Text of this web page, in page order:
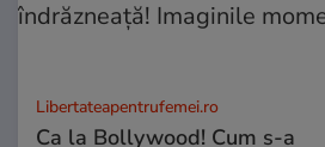
Libertateapentrufemei.ro
Ca la Bollywood! Cum s-a